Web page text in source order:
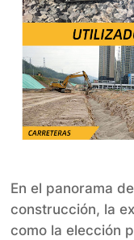
En el panorama
construcción, la
como la elección